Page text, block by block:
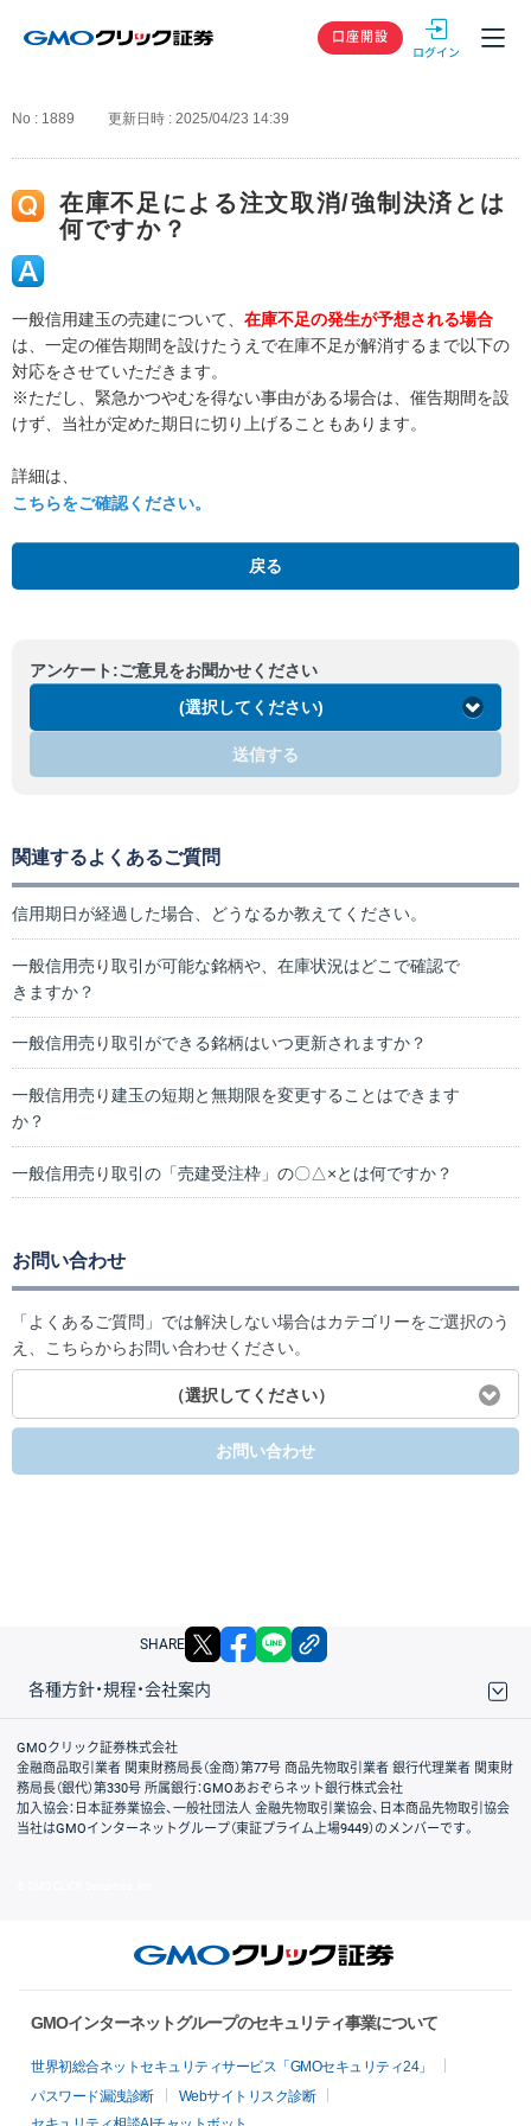
GMOクリック
口座開設
No : 1889 更新日時 : 2025/04/23 14:39
在庫不足による注文取消/強制決済とは
何ですか？
一般信用建玉の売建について、 在庫不足の発生が予想される場合
は、一定の催告期間を設けたうえで在庫不足が解消するまで以下の
対応をさせていただきます。
※ただし、緊急かつやむを得ない事由がある場合は、催告期間を設
けず、当社が定めた期日に切り上げることもあります。
詳細は、
こちらをご確認ください。
戻る
アンケート:ご意見をお聞かせください
(選択してください)
送信する
関連するよくあるご質問
信用期日が経過した場合、どうなるか教えてください。
一般信用売り取引が可能な銘柄や、在庫状況はどこで確認で
きますか？
一般信用売り取引ができる銘柄はいつ更新されますか？
一般信用売り建玉の短期と無期限を変更することはできます
か？
一般信用売り取引の「売建受注枠」の〇△×とは何ですか？
お問い合わせ
「よくあるご質問」では解決しない場合はカテゴリーをご選択のう
え、こちらからお問い合わせください。
（選択してください）
お問い合わせ
SHARE X facebook
各種方針・規程・会社案内
取引規程・約款
サイトマップ
その他のご案内
個人情報保護方針
最良執行方針
サイトのご利用について
ディスクレイマー
信託保全
リスク説明
会社案内
GMOクリック証券株式会社
金融商品取引業者 関東財務局長（金商）第77号 商品先物取引業者 銀行代理業者 関東財
務局長（銀代）第330号 所属銀行：GMOあおぞらネット銀行株式会社
加入協会：日本証券業協会、一般社団法人 金融先物取引業協会、日本商品先物取引協会
当社はGMOインターネットグループ（東証プライム上場9449）のメンバーです。
GMOインターネットグループのセキュリティ事業について
世界初総合ネットセキュリティサービス「GMOセキュリティ24」
パスワード漏洩診断
Webサイトリスク診断